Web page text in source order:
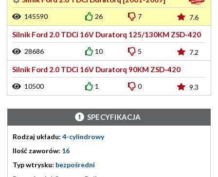
145590 26 7 7.6
Silnik Ford 2.0 TDCi 16V Duratorq 125/130KM ZSD-420
28686 10 5 7.2
Silnik Ford 2.0 TDCi 16V Duratorq 90KM ZSD-420
10500 1 0 9.3
SPECYFIKACJA
Rodzaj układu: 4-cylindrowy
Ilość zaworów: 16
Typ wtrysku: bezpośredni